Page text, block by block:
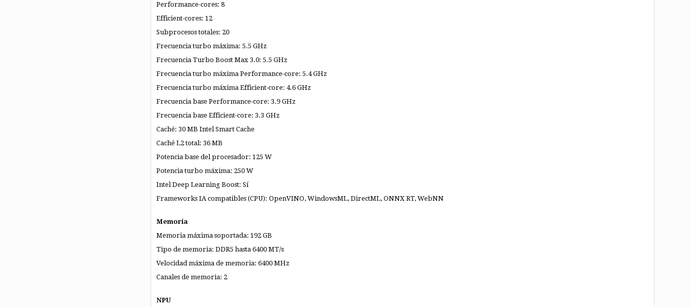
Performance-cores: 8
Efficient-cores: 12
Subprocesos totales: 20
Frecuencia turbo máxima: 5.5 GHz
Frecuencia Turbo Boost Max 3.0: 5.5 GHz
Frecuencia turbo máxima Performance-core: 5.4 GHz
Frecuencia turbo máxima Efficient-core: 4.6 GHz
Frecuencia base Performance-core: 3.9 GHz
Frecuencia base Efficient-core: 3.3 GHz
Caché: 30 MB Intel Smart Cache
Caché L2 total: 36 MB
Potencia base del procesador: 125 W
Potencia turbo máxima: 250 W
Intel Deep Learning Boost: Sí
Frameworks IA compatibles (CPU): OpenVINO, WindowsML, DirectML, ONNX RT, WebNN
Memoria
Memoria máxima soportada: 192 GB
Tipo de memoria: DDR5 hasta 6400 MT/s
Velocidad máxima de memoria: 6400 MHz
Canales de memoria: 2
NPU